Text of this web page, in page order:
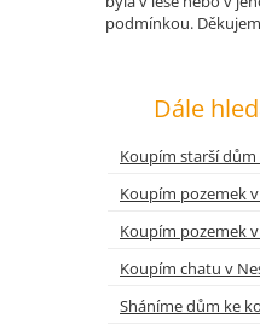
podmínkou.
Dále
Koupím starší dům
Koupím pozemek
Koupím pozemek
Koupím chatu v
Sháníme dům ke